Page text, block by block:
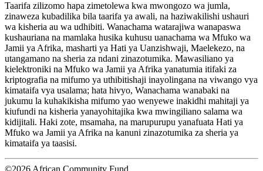
Taarifa zilizomo hapa zimetolewa kwa mwongozo wa jumla,
zinaweza kubadilika bila taarifa ya awali, na haziwakilishi ushauri
wa kisheria au wa udhibiti. Wanachama watarajiwa wanapaswa
kushauriana na mamlaka husika kuhusu uanachama wa Mfuko wa
Jamii ya Afrika, masharti ya Hati ya Uanzishwaji, Maelekezo, na
utangamano na sheria za ndani zinazotumika. Mawasiliano ya
kielektroniki na Mfuko wa Jamii ya Afrika yanatumia itifaki za
kriptografia na mifumo ya uthibitishaji inayolingana na viwango vya
kimataifa vya usalama; hata hivyo, Wanachama wanabaki na
jukumu la kuhakikisha mifumo yao wenyewe inakidhi mahitaji ya
kiufundi na kisheria yanayohitajika kwa mwingiliano salama wa
kidijitali. Haki zote, msamaha, na marupurupu yanafuata Hati ya
Mfuko wa Jamii ya Afrika na kanuni zinazotumika za sheria ya
kimataifa ya taasisi.